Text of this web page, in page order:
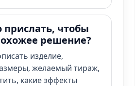
прислать, чтобы
решение?
изделие,
желаемый тираж,
какие эффекты